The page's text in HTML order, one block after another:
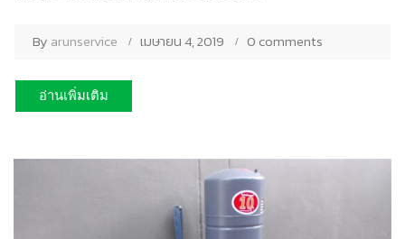
By arunservice เมษายน 4, 2019 0 comments
อ่านเพิ่มเติม